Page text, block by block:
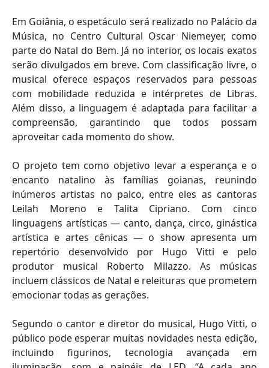
Em Goiânia, o espetáculo será realizado no Palácio da
Música, no Centro Cultural Oscar Niemeyer, como
parte do Natal do Bem. Já no interior, os locais exatos
serão divulgados em breve. Com classificação livre, o
musical oferece espaços reservados para pessoas
com mobilidade reduzida e intérpretes de Libras.
Além disso, a linguagem é adaptada para facilitar a
compreensão, garantindo que todos possam
aproveitar cada momento do show.
O projeto tem como objetivo levar a esperança e o
encanto natalino às famílias goianas, reunindo
inúmeros artistas no palco, entre eles as cantoras
Leilah Moreno e Talita Cipriano. Com cinco
linguagens artísticas — canto, dança, circo, ginástica
artística e artes cênicas — o show apresenta um
repertório desenvolvido por Hugo Vitti e pelo
produtor musical Roberto Milazzo. As músicas
incluem clássicos de Natal e releituras que prometem
emocionar todas as gerações.
Segundo o cantor e diretor do musical, Hugo Vitti, o
público pode esperar muitas novidades nesta edição,
incluindo figurinos, tecnologia avançada em